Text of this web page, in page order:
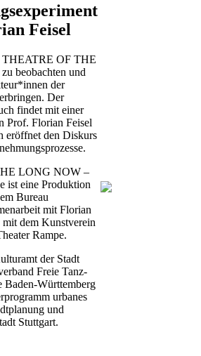
Feisel
THEATRE OF THE
beobachten und
der
Der
findet mit einer
Prof. Florian Feisel
eröffnet den Diskurs
LONG NOW –
ist eine Produktion
Bureau
mit Florian
dem Kunstverein
Rampe.
der Stadt
Freie Tanz-
Baden-Württemberg
urbanes
und
Stuttgart.